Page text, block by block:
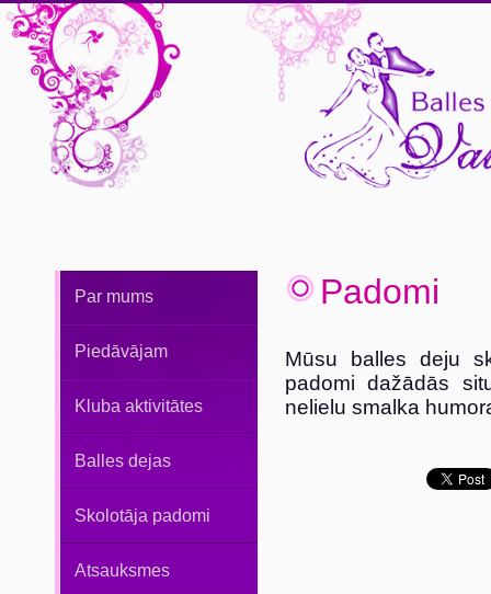
Par mums
Piedāvājam
Kluba aktivitātes
Balles dejas
Skolotāja padomi
Atsauksmes
Padomi
Mūsu balles deju
padomi dažādās
nelielu smalka